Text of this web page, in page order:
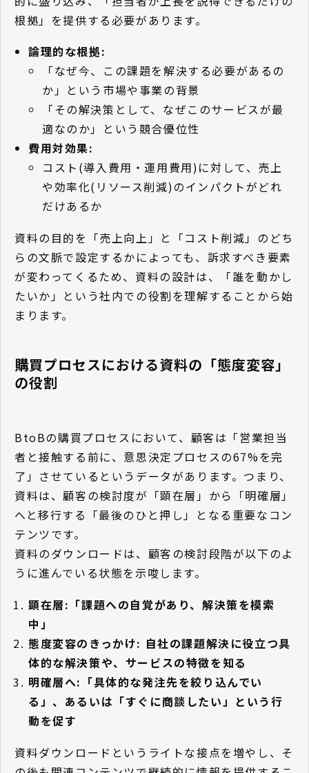
根拠」を提供する必要があります。
論理的な根拠:
「なぜ今、この課題を解決する必要があるの
か」という市場や事業の背景
「その解決策として、なぜこのサービスが最
適なのか」という競合優位性
費用対効果:
コスト(導入費用・運用費用)に対して、売上
や効率化(リソース削減)のインパクトがどれ
だけあるか
資料の目的を「売上向上」と「コスト削減」のどち
らの文脈で設定するかによっても、訴求すべき要素
が変わってくるため、資料の設計は、「誰を動かし
たいか」という社内での役割を理解することから始
まります。
購買プロセスにおける資料の「態度変容」
の役割
BtoBの購買プロセスにおいて、顧客は「営業担当
者と接触する前に、意思決定プロセスの67%を完
了」させているというデータがあります。つまり、
資料は、顧客の検討度が「顕在層」から「明確層」
へと移行する「最後のひと押し」となる重要なコン
テンツです。
資料のダウンロードは、顧客の検討段階が以下のよ
うに進んでいる状態を示唆します。
顕在層:「課題への自覚があり、解決策を模索
中」
態度変容のきっかけ: 自社の課題解決に役立つ具
体的な解決策や、サービスの特徴を知る
明確層へ:「具体的な発注先を絞り込んでい
る」、あるいは「すぐに商談したい」という行
動を促す
資料ダウンロードというライトな接点を増やし、そ